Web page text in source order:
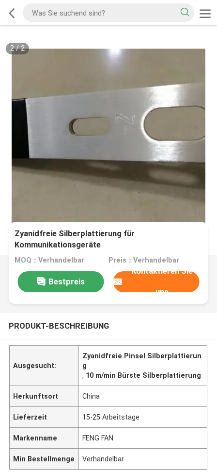
2/2
Zyanidfreie Silberplattierung für
Kommunikationsgeräte
MOQ：Verhandelbar Preis：Verhandelbar
Bestpreis
Kontaktieren Sie
uns
PRODUKT-BESCHREIBUNG
Ausgesucht:
Zyanidfreie Pinsel Silberplattierun
g
, 10 m/min Bürste Silberplattierung
Herkunftsort China
Lieferzeit 15-25 Arbeitstage
Markenname FENG FAN
Min Bestellmenge Verhandelbar